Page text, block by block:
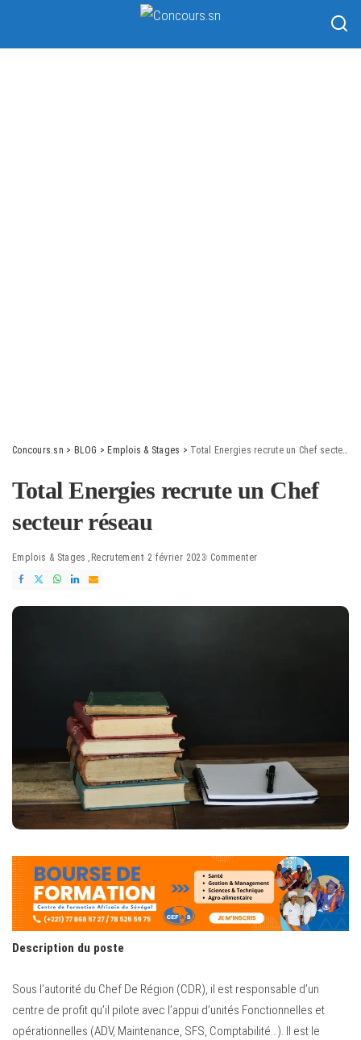
Concours.sn > BLOG > Emplois & Stages > Total Energies recrute un Chef secteur réseau
Total Energies recrute un Chef
secteur réseau
Emplois & Stages Recrutement 2 février 2023 Commenter
Description du poste
Sous l’autorité du Chef De Région (CDR), il est responsable d’un
centre de profit qu’il pilote avec l’appui d’unités Fonctionnelles et
opérationnelles (ADV, Maintenance, SFS, Comptabilité…). Il est le